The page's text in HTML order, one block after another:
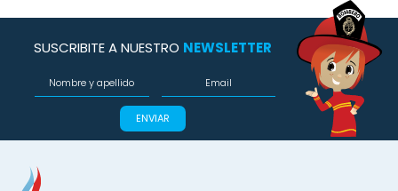
SUSCRIBITE A NUESTRO NEWSLETTER
ENVIAR